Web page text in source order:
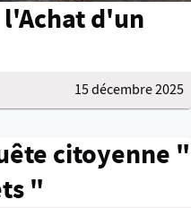
d'un
15 décembre 2025
citoyenne "
"